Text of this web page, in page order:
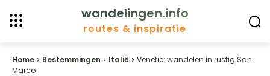
wandelingen.info
routes & inspiratie
Home Bestemmingen Italië
Venetië: wandelen in rustig San
Marco